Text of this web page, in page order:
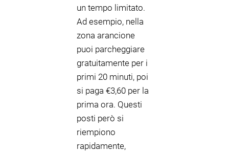
un tempo limitato.
Ad esempio, nella
zona arancione
puoi parcheggiare
gratuitamente per i
primi 20 minuti, poi
si paga €3,60 per la
prima ora. Questi
posti però si
riempiono
rapidamente,